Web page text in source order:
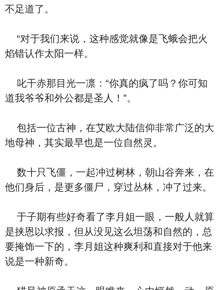
不足道了。
“对于我们来说，这种感觉就像是飞蛾会把火
焰错认作太阳一样。
叱干赤那目光一凛：“你真的疯了吗？你可知
道我爷爷和外公都是圣人！”。
包括一位古神，在艾欧大陆信仰非常广泛的大
地母神，其实最早也是一位自然灵。
数十只飞僵，一起冲过树林，朝山谷奔来，在
他们身后，是更多僵尸，穿过丛林，冲了过来。
于子期有些好奇看了李月姐一眼，一般人就算
是挟恩以求报，但从没见这么坦荡和自然的，总
要掩饰一下的，李月姐这种爽利和直接对于他来
说是一种新奇。